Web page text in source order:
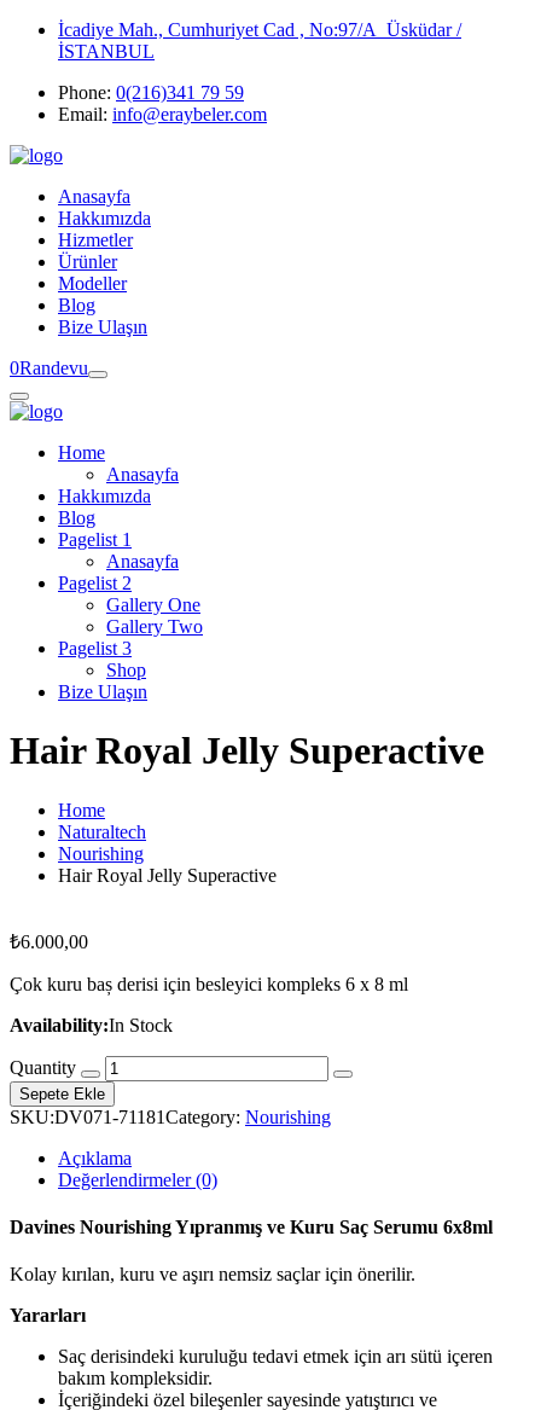
İcadiye Mah., Cumhuriyet Cad , No:97/A Üsküdar /
İSTANBUL
Phone: 0(216)341 79 59
Email: info@eraybeler.com
Anasayfa
Hakkımızda
Hizmetler
Ürünler
Modeller
Blog
Bize Ulaşın
0Randevu
Home
Anasayfa
Hakkımızda
Blog
Pagelist 1
Anasayfa
Pagelist 2
Gallery One
Gallery Two
Pagelist 3
Shop
Bize Ulaşın
Hair Royal Jelly Superactive
Home
Naturaltech
Nourishing
Hair Royal Jelly Superactive
₺6.000,00
Çok kuru baș derisi için besleyici kompleks 6 x 8 ml
Availability:In Stock
Quantity
Sepete Ekle
SKU:DV071-71181Category: Nourishing
Açıklama
Değerlendirmeler (0)
Davines Nourishing Yıpranmış ve Kuru Saç Serumu 6x8ml
Kolay kırılan, kuru ve aşırı nemsiz saçlar için önerilir.
Yararları
Saç derisindeki kuruluğu tedavi etmek için arı sütü içeren
bakım kompleksidir.
İçeriğindeki özel bileşenler sayesinde yatıştırıcı ve